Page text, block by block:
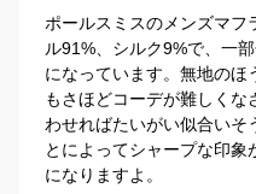
ポールスミスのメンズマフ
ル91%、シルク9%で、一
になっています。無地のほ
もさほどコーデが難しくな
わせればたいがい似合いそ
とによってシャープな印象
になりますよ。